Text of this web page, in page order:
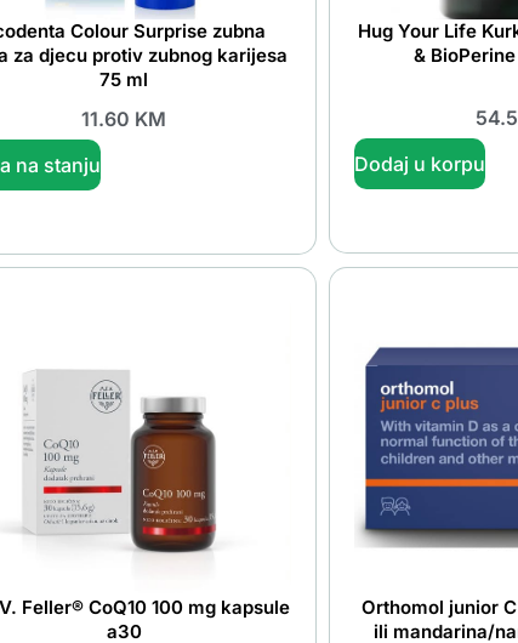
Colour Surprise zubna
za djecu protiv zubnog karijesa
75 ml
11.60 KM
na stanju
Hug Your Life
&
Dodaj u korpu
Feller® CoQ10 100 mg kapsule
a30
Orthomol junior
ili mandarina/